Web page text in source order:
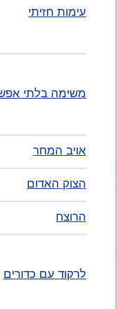
עימות חזיתי
משימה בלתי
אויב המחר
הצוק האדום
הרוצח
לרקוד עם כדורים